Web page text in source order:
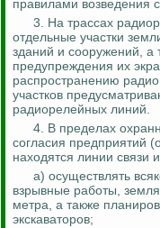
правилами возведения
3. На трассах
отдельные участки
зданий и сооружений, а
предупреждения их
распространению
участков
радиорелейных линий.
4. В пределах
согласия предприятий
находятся линии связи
а) осуществлять
взрывные работы,
метра, а также
экскаваторов;